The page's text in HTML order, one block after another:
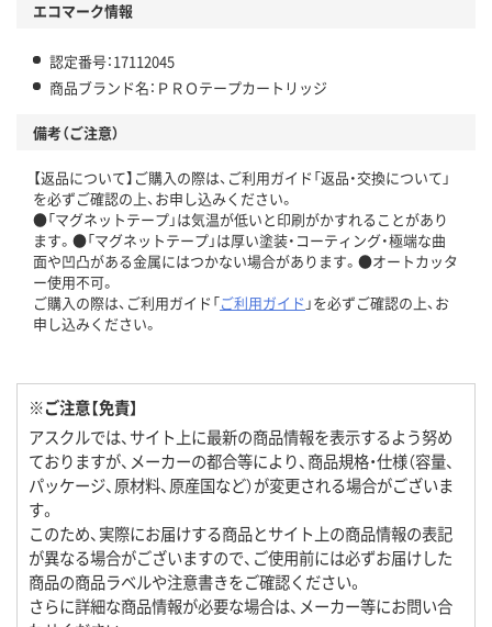
エコマーク情報
認定番号：17112045
商品ブランド名：ＰＲＯテープカートリッジ
備考（ご注意）
【返品について】ご購入の際は、ご利用ガイド「返品・交換について」
を必ずご確認の上、お申し込みください。
●「マグネットテープ」は気温が低いと印刷がかすれることがあり
ます。●「マグネットテープ」は厚い塗装・コーティング・極端な曲
面や凹凸がある金属にはつかない場合があります。●オートカッタ
ー使用不可。
ご購入の際は、ご利用ガイド「ご利用ガイド 」を必ずご確認の上、お
申し込みください。
※ご注意【免責】
アスクルでは、サイト上に最新の商品情報を表示するよう努め
ておりますが、メーカーの都合等により、商品規格・仕様（容量、
パッケージ、原材料、原産国など）が変更される場合がございま
す。
このため、実際にお届けする商品とサイト上の商品情報の表記
が異なる場合がございますので、ご使用前には必ずお届けした
商品の商品ラベルや注意書きをご確認ください。
さらに詳細な商品情報が必要な場合は、メーカー等にお問い合